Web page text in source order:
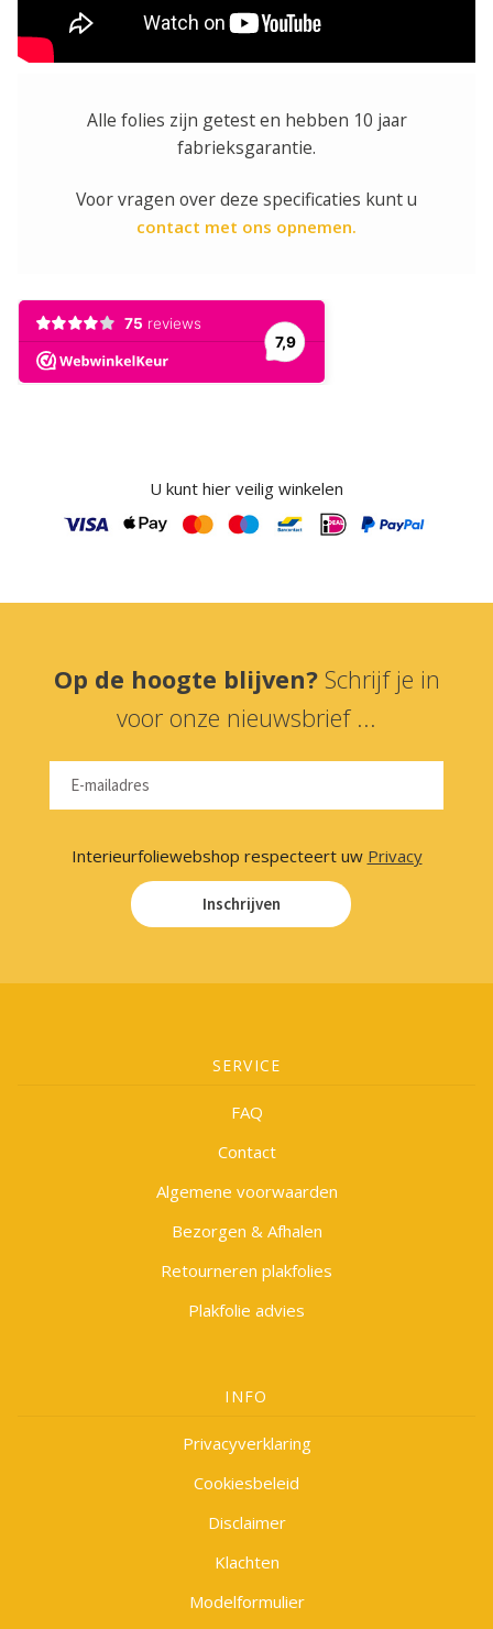
Alle folies zijn getest en hebben 10 jaar
fabrieksgarantie.
Voor vragen over deze specificaties kunt u
contact met ons opnemen.
U kunt hier veilig winkelen
Op de hoogte blijven? Schrijf je in
voor onze nieuwsbrief ...
Interieurfoliewebshop respecteert uw Privacy
Inschrijven
SERVICE
FAQ
Contact
Algemene voorwaarden
Bezorgen & Afhalen
Retourneren plakfolies
Plakfolie advies
INFO
Privacyverklaring
Cookiesbeleid
Disclaimer
Klachten
Modelformulier